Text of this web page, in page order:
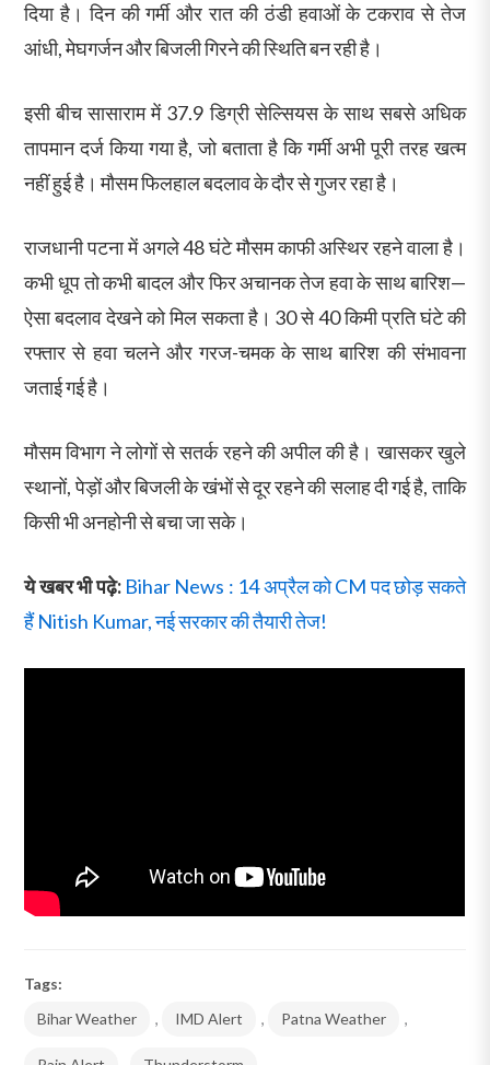
दिया है। दिन की गर्मी और रात की ठंडी हवाओं के टकराव से तेज
आंधी, मेघगर्जन और बिजली गिरने की स्थिति बन रही है।
इसी बीच सासाराम में 37.9 डिग्री सेल्सियस के साथ सबसे अधिक
तापमान दर्ज किया गया है, जो बताता है कि गर्मी अभी पूरी तरह खत्म
नहीं हुई है। मौसम फिलहाल बदलाव के दौर से गुजर रहा है।
राजधानी पटना में अगले 48 घंटे मौसम काफी अस्थिर रहने वाला है।
कभी धूप तो कभी बादल और फिर अचानक तेज हवा के साथ बारिश—
ऐसा बदलाव देखने को मिल सकता है। 30 से 40 किमी प्रति घंटे की
रफ्तार से हवा चलने और गरज-चमक के साथ बारिश की संभावना
जताई गई है।
मौसम विभाग ने लोगों से सतर्क रहने की अपील की है। खासकर खुले
स्थानों, पेड़ों और बिजली के खंभों से दूर रहने की सलाह दी गई है, ताकि
किसी भी अनहोनी से बचा जा सके।
ये खबर भी पढ़े: Bihar News : 14 अप्रैल को CM पद छोड़ सकते
हैं Nitish Kumar, नई सरकार की तैयारी तेज!
Tags:
Bihar Weather
, IMD Alert , Patna Weather ,